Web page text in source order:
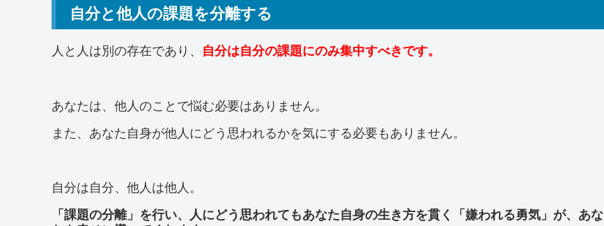
自分と他人の課題を分離する
人と人は別の存在であり、 自分は自分の課題にのみ集中すべきです。
あなたは、他人のことで悩む必要はありません。
また、あなた自身が他人にどう思われるかを気にする必要もありません。
自分は自分、他人は他人。
「課題の分離」を行い、人にどう思われてもあなた自身の生き方を貫く「嫌われる勇気」が、あな